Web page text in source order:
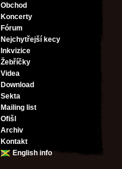
Obchod
Koncerty
Fórum
Nejchytřejší kecy
Inkvizice
Žebříčky
Videa
Download
Sekta
Mailing list
Ofišl
Archiv
Kontakt
English info